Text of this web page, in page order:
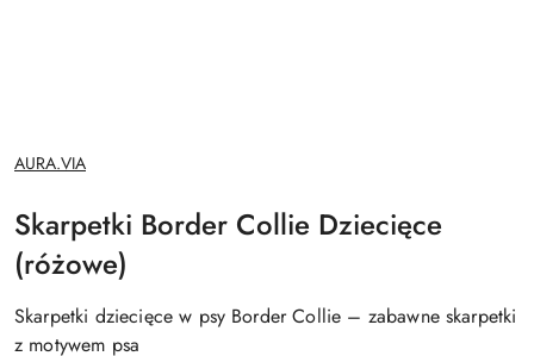
NAZWA
PRODUCENTA:
AURA.VIA
Skarpetki Border Collie Dziecięce
(różowe)
Skarpetki dziecięce w psy Border Collie – zabawne skarpetki
z motywem psa